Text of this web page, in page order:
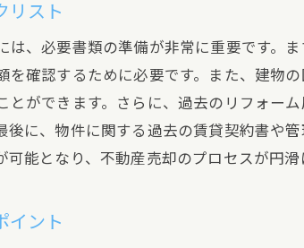
マーケティング戦略の基
物件写真とビデオの撮影
オンライン広告の活用法
オープンハウスの開催と
物件情報の魅力的なプレ
リスト
は、必要書類の準備が非常に重要です。
を確認するために必要です。また、建物
とができます。さらに、過去のリフォー
後に、物件に関する過去の賃貸契約書や
能となり、不動産売却のプロセスが円滑
イント